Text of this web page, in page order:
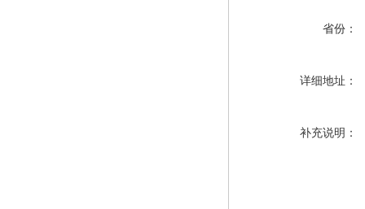
省份：
详细地址：
补充说明：